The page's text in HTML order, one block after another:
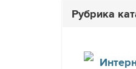
Рубрика